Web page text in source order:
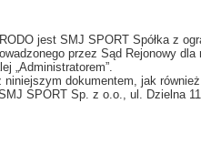
jest SMJ SPORT Spółka z
przez Sąd Rejonowy
„Administratorem”.
dokumentem, jak
SPORT Sp. z o.o., ul. Dzielna